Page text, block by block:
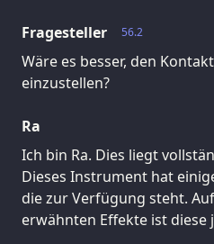
56.2
Fragesteller
Wäre es besser, den
einzustellen?
Ra
Ich bin Ra. Dies liegt
Dieses Instrument hat
die zur Verfügung steht.
erwähnten Effekte ist